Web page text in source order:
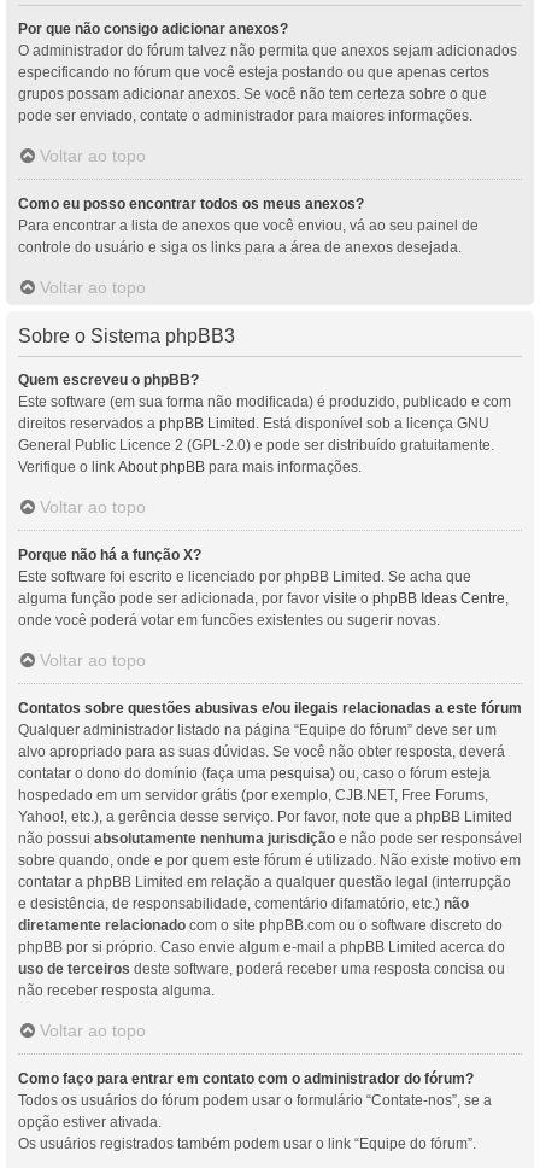
Por que não consigo adicionar anexos?
O administrador do fórum talvez não permita que anexos sejam adicionados
especificando no fórum que você esteja postando ou que apenas certos
grupos possam adicionar anexos. Se você não tem certeza sobre o que
pode ser enviado, contate o administrador para maiores informações.
Voltar ao topo
Como eu posso encontrar todos os meus anexos?
Para encontrar a lista de anexos que você enviou, vá ao seu painel de
controle do usuário e siga os links para a área de anexos desejada.
Voltar ao topo
Sobre o Sistema phpBB3
Quem escreveu o phpBB?
Este software (em sua forma não modificada) é produzido, publicado e com
direitos reservados a phpBB Limited . Está disponível sob a licença GNU
General Public Licence 2 (GPL-2.0) e pode ser distribuído gratuitamente.
Verifique o link About phpBB para mais informações.
Voltar ao topo
Porque não há a função X?
Este software foi escrito e licenciado por phpBB Limited. Se acha que
alguma função pode ser adicionada, por favor visite o phpBB Ideas Centre,
onde você poderá votar em funcões existentes ou sugerir novas.
Voltar ao topo
Contatos sobre questões abusivas e/ou ilegais relacionadas a este fórum
Qualquer administrador listado na página “Equipe do fórum” deve ser um
alvo apropriado para as suas dúvidas. Se você não obter resposta, deverá
contatar o dono do domínio (faça uma pesquisa) ou, caso o fórum esteja
hospedado em um servidor grátis (por exemplo, CJB.NET, Free Forums,
Yahoo!, etc.), a gerência desse serviço. Por favor, note que a phpBB Limited
não possui absolutamente nenhuma jurisdição e não pode ser responsável
sobre quando, onde e por quem este fórum é utilizado. Não existe motivo em
contatar a phpBB Limited em relação a qualquer questão legal (interrupção
e desistência, de responsabilidade, comentário difamatório, etc.) não
diretamente relacionado com o site phpBB.com ou o software discreto do
phpBB por si próprio. Caso envie algum e-mail a phpBB Limited acerca do
uso de terceiros deste software, poderá receber uma resposta concisa ou
não receber resposta alguma.
Voltar ao topo
Como faço para entrar em contato com o administrador do fórum?
Todos os usuários do fórum podem usar o formulário “Contate-nos”, se a
opção estiver ativada.
Os usuários registrados também podem usar o link “Equipe do fórum”.